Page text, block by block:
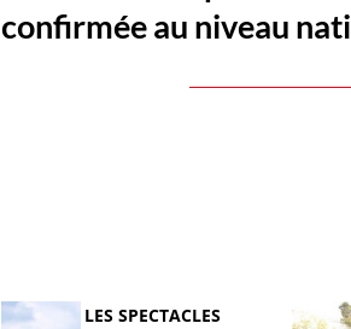
confirmée au niveau
LES SPECTACLES